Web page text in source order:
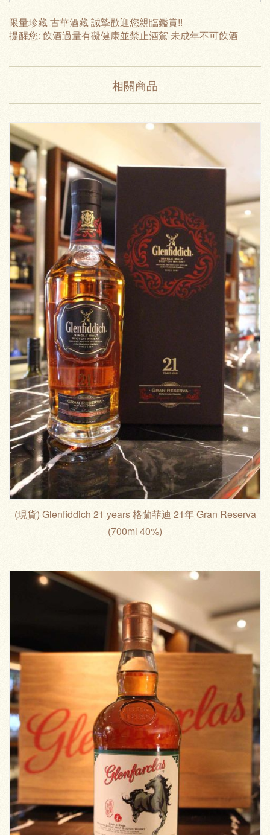
限量珍藏 古華酒藏 誠摯歡迎您親臨鑑賞!!
提醒您: 飲酒過量有礙健康並禁止酒駕 未成年不可飲酒
相關商品
(現貨) Glenfiddich 21 years 格蘭菲迪 21年 Gran Reserva
(700ml 40%)